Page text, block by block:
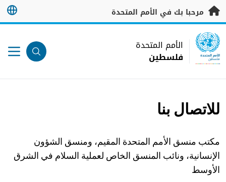
تخطى إلى المحتوى الرئيسي
مرحبا بك في الأمم المتحدة
UN Logo
الأمم المتحدة
فلسطين
الأمم المتحدة
فلسطين
للاتصال بنا
مكتب منسق الأمم المتحدة المقيم، ومنسق الشؤون
الإنسانية، ونائب المنسق الخاص لعملية السلام في الشرق
الأوسط